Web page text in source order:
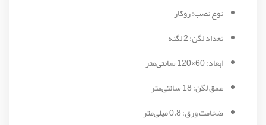
نوع نصب: روکار
تعداد لگن: 2 لگنه
ابعاد: 60×120 سانتی‌متر
عمق لگن: 18 سانتی‌متر
ضخامت ورق: 0.8 میلی‌متر